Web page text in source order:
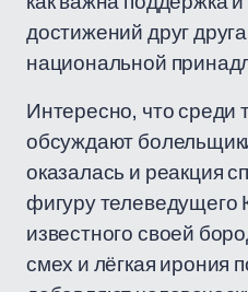
достижений друг
национальной
Интересно, что среди
обсуждают
оказалась и реакция
фигуру телеведущего
известного своей
смех и лёгкая ирония